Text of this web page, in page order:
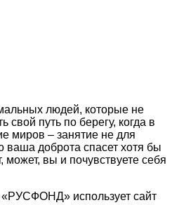
людей, которые не
свой путь по берегу, когда в
миров – занятие не для
доброта спасет хотя бы
может, вы и почувствуете себя
использует сайт